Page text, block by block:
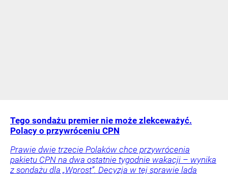
Tego sondażu premier nie może zlekceważyć.
Polacy o przywróceniu CPN
Prawie dwie trzecie Polaków chce przywrócenia
pakietu CPN na dwa ostatnie tygodnie wakacji – wynika
z sondażu dla „Wprost”. Decyzja w tej sprawie lada